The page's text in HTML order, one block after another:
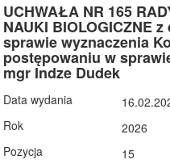
UCHWAŁA NR 165
NAUKI BIOLOGICZNE
sprawie wyznaczenia
postępowaniu w
mgr Indze Dudek
Data wydania
Rok
2026
Pozycja
15